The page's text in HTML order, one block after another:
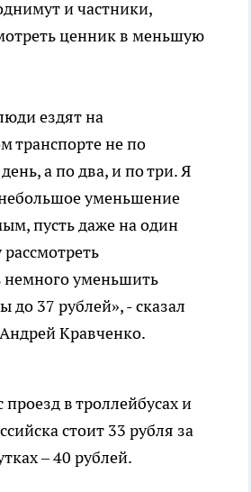
и частники,
ценник в меньшую
ездят на
транспорте не по
а по два, и по три. Я
уменьшение
пусть даже на один
немного уменьшить
до 37 рублей», - сказал
Кравченко.
в троллейбусах и
стоит 33 рубля за
– 40 рублей.